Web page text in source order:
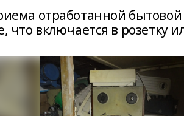
отработанной
что включается в розетку